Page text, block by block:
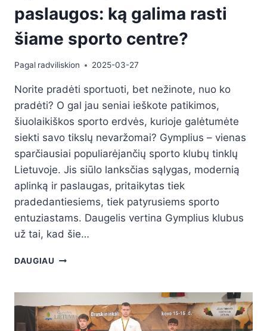
paslaugos: ką galima rasti
šiame sporto centre?
Pagal radviliskion 2025-03-27
Norite pradėti sportuoti, bet nežinote, nuo ko
pradėti? O gal jau seniai ieškote patikimos,
šiuolaikiškos sporto erdvės, kurioje galėtumėte
siekti savo tikslų nevaržomai? Gymplius – vienas
sparčiausiai populiarėjančių sporto klubų tinklų
Lietuvoje. Jis siūlo lanksčias sąlygas, modernią
aplinką ir paslaugas, pritaikytas tiek
pradedantiesiems, tiek patyrusiems sporto
entuziastams. Daugelis vertina Gymplius klubus
už tai, kad šie…
DAUGIAU